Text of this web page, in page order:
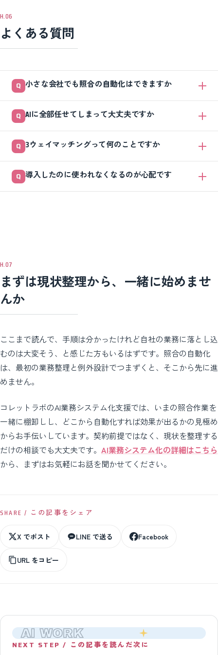
よくある質問
小さな会社でも照合の自動化はできますか
プルで始めやすいです。まずは請求が多く、フォーマットが安定した1
取引先だけを対象に、金額の突き合わせから小さく始めるのがおすすめ
です。
AIに全部任せてしまって大丈夫ですか
が、金額の確定や支払の直前だけは人が確認する設計にします。AIは便
利な一方で読み違いや誤った候補提示があるため、最後の判断は人が持
つのが安全です。
3ウェイマッチングって何のことですか
合方法です。「頼んだもの」「受け取ったもの」「請求されたもの」が
一致しているかを確認します。これを機械化するのが照合自動化の中心
導入したのに使われなくなるのが心配です
まずは現状整理から、一緒に始めませ
んか
ここまで読んで、手順は分かったけれど自社の業務に落とし込
むのは大変そう、と感じた方もいるはずです。照合の自動化
は、最初の業務整理と例外設計でつまずくと、そこから先に進
めません。
コレットラボのAI業務システム化支援では、いまの照合作業を
一緒に棚卸しし、どこから自動化すれば効果が出るかの見極め
からお手伝いしています。契約前提ではなく、現状を整理する
だけの相談でも大丈夫です。 AI業務システム化の詳細はこちら
から、まずはお気軽にお話を聞かせてください。
SHARE / この記事をシェア
X でポスト LINE で送る Facebook
URL をコピー
AI WORK
NEXT STEP / この記事を読んだ次に